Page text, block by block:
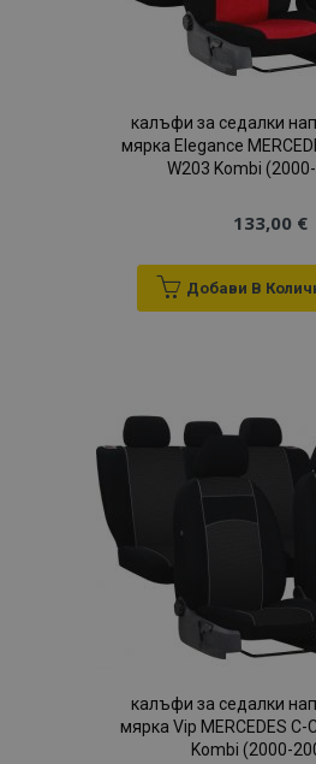
калъфи за седалки
мярка Elegance
W203 Kombi
133,00 €
Добави В
калъфи за седалки
мярка Vip MERCEDES C-
Kombi (2000-